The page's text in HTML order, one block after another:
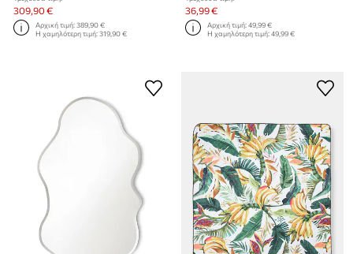
309,90 €
Αρχική τιμή:389,90 €
Η χαμηλότερη τιμή:319,90 €
36,99 €
Αρχική τιμή:49,99 €
Η χαμηλότερη τιμή:49,99 €